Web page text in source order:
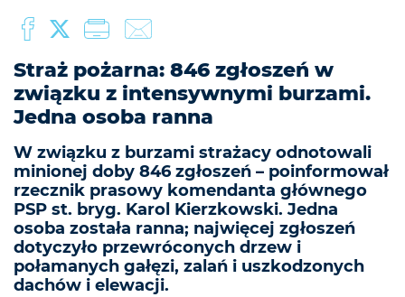
Straż pożarna: 846 zgłoszeń w
związku z intensywnymi burzami.
Jedna osoba ranna
W związku z burzami strażacy odnotowali
minionej doby 846 zgłoszeń – poinformował
rzecznik prasowy komendanta głównego
PSP st. bryg. Karol Kierzkowski. Jedna
osoba została ranna; najwięcej zgłoszeń
dotyczyło przewróconych drzew i
połamanych gałęzi, zalań i uszkodzonych
dachów i elewacji.